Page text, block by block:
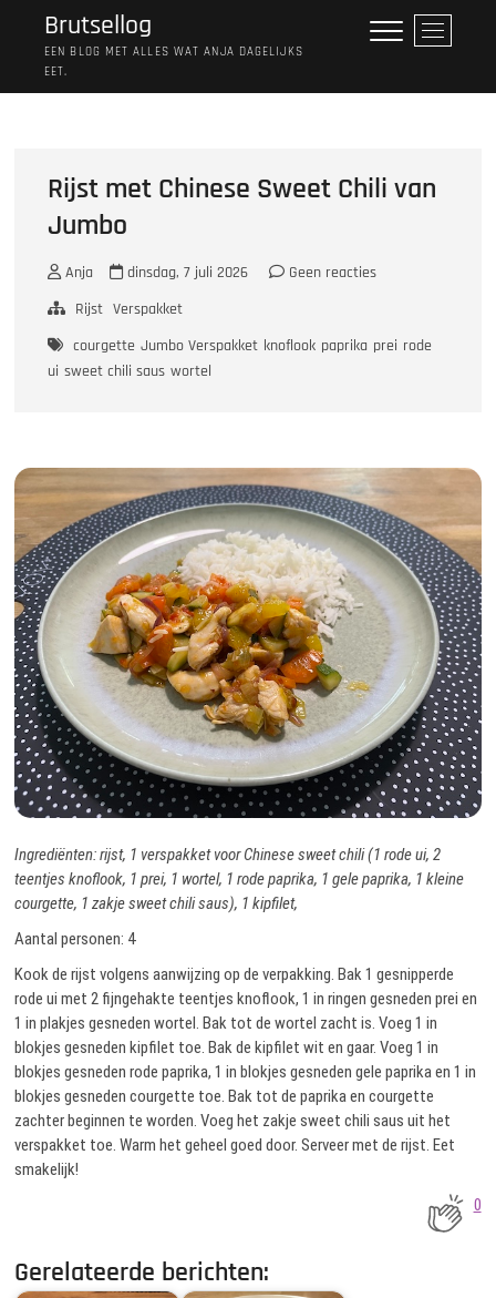
Brutsellog
EEN BLOG MET ALLES WAT ANJA DAGELIJKS
EET.
M
e
p
Rijst met Chinese Sweet Chili van
Jumbo
Anja dinsdag, 7 juli 2026
Geen reacties
Rijst Verspakket
courgette Jumbo Verspakket knoflook paprika prei rode
ui sweet chili saus wortel
Ingrediënten: rijst, 1 verspakket voor Chinese sweet chili (1 rode ui, 2
teentjes knoflook, 1 prei, 1 wortel, 1 rode paprika, 1 gele paprika, 1 kleine
courgette, 1 zakje sweet chili saus), 1 kipfilet,
Aantal personen: 4
Kook de rijst volgens aanwijzing op de verpakking. Bak 1 gesnipperde
rode ui met 2 fijngehakte teentjes knoflook, 1 in ringen gesneden prei en
1 in plakjes gesneden wortel. Bak tot de wortel zacht is. Voeg 1 in
blokjes gesneden kipfilet toe. Bak de kipfilet wit en gaar. Voeg 1 in
blokjes gesneden rode paprika, 1 in blokjes gesneden gele paprika en 1 in
blokjes gesneden courgette toe. Bak tot de paprika en courgette
zachter beginnen te worden. Voeg het zakje sweet chili saus uit het
verspakket toe. Warm het geheel goed door. Serveer met de rijst. Eet
smakelijk!
0
Gerelateerde berichten: